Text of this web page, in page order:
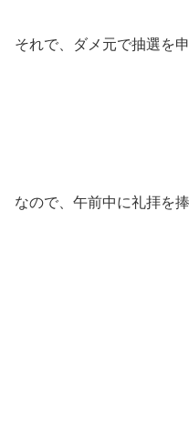
それで、ダメ元で抽選を
なので、午前中に礼拝を